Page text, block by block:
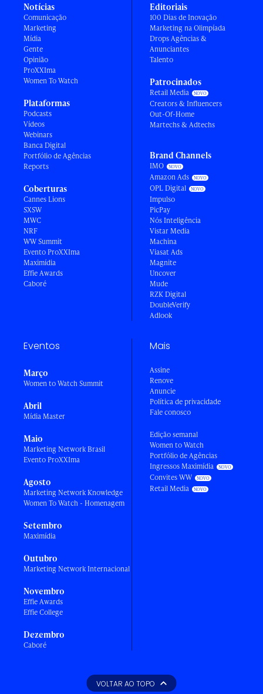
Notícias
Comunicação
Marketing
Mídia
Gente
Opinião
ProXXIma
Women To Watch
Plataformas
Podcasts
Vídeos
Webinars
Banca Digital
Portfólio de Agências
Reports
Coberturas
Cannes Lions
SXSW
MWC
NRF
WW Summit
Evento ProXXIma
Maximídia
Effie Awards
Caboré
Editoriais
100 Dias de Inovação
Marketing na Olimpíada
Drops Agências &
Anunciantes
Talento
Patrocinados
Retail Media
Creators & Influencers
Out-Of-Home
Martechs & Adtechs
Brand Channels
IMO
Amazon Ads
OPL Digital
Impulso
PicPay
Nós Inteligência
Vistar Media
Machina
Viasat Ads
Magnite
Uncover
Mude
RZK Digital
DoubleVerify
Adlook
Eventos
Março
Women to Watch Summit
Abril
Mídia Master
Maio
Marketing Network Brasil
Evento ProXXIma
Agosto
Marketing Network Knowledge
Women To Watch - Homenagem
Setembro
Maximídia
Outubro
Marketing Network Internacional
Novembro
Effie Awards
Effie College
Dezembro
Caboré
Mais
Assine
Renove
Anuncie
Política de privacidade
Fale conosco
Edição semanal
Women to Watch
Portfólio de Agências
Ingressos Maximídia
Convites WW
Retail Media
VOLTAR AO TOPO